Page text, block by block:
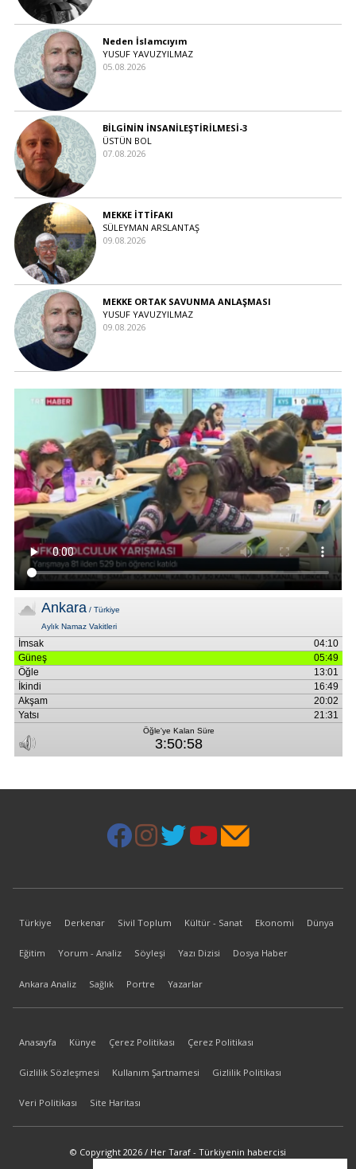
Neden İslamcıyım
YUSUF YAVUZYILMAZ
05.08.2026
BİLGİNİN İNSANİLEŞTİRİLMESİ-3
ÜSTÜN BOL
07.08.2026
MEKKE İTTİFAKI
SÜLEYMAN ARSLANTAŞ
09.08.2026
MEKKE ORTAK SAVUNMA ANLAŞMASI
YUSUF YAVUZYILMAZ
09.08.2026
Türkiye Derkenar Sivil Toplum Kültür - Sanat Ekonomi Dünya
Eğitim Yorum - Analiz Söyleşi Yazı Dizisi Dosya Haber
Ankara Analiz Sağlık Portre Yazarlar
Anasayfa Künye Çerez Politikası Çerez Politikası
Gizlilik Sözleşmesi Kullanım Şartnamesi Gizlilik Politikası
Veri Politikası Site Haritası
© Copyright 2026 / Her Taraf - Türkiyenin habercisi